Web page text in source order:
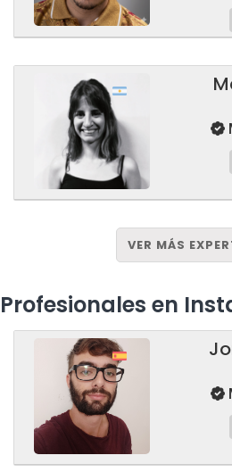
VER MÁS
Profesionales en